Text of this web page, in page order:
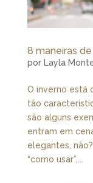
8 maneiras
por Layla
O inverno está
tão
são alguns
entram em
elegantes,
“como usar”,...